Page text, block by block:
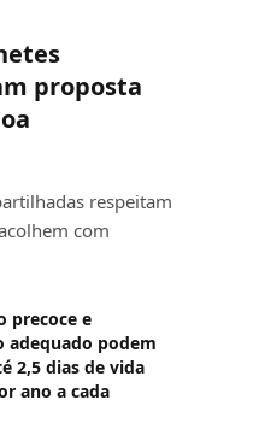
proposta
respeitam
com
precoce e
podem
2,5 dias de vida
ano a cada